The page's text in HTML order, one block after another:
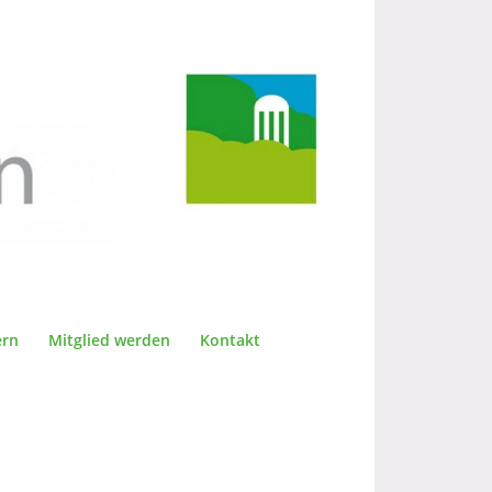
Mitglied werden Kontakt